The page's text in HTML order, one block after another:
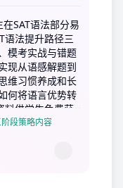
SAT语法部分易
语法提升路径三
模考实战与错题
现从语感解题到
维习惯养成和长
何将语言优势转
料供学生免费获
段策略内容